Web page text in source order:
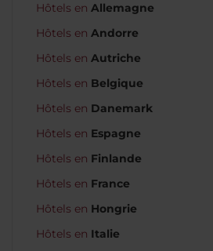
Hôtels en Allemagne
Hôtels en Andorre
Hôtels en Autriche
Hôtels en Belgique
Hôtels en Danemark
Hôtels en Espagne
Hôtels en Finlande
Hôtels en France
Hôtels en Hongrie
Hôtels en Italie